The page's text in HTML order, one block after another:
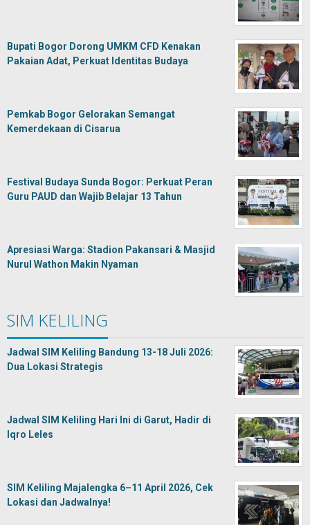
Bupati Bogor Dorong UMKM CFD Kenakan
Pakaian Adat, Perkuat Identitas Budaya
Pemkab Bogor Gelorakan Semangat
Kemerdekaan di Cisarua
Festival Budaya Sunda Bogor: Perkuat Peran
Guru PAUD dan Wajib Belajar 13 Tahun
Apresiasi Warga: Stadion Pakansari & Masjid
Nurul Wathon Makin Nyaman
SIM KELILING
Jadwal SIM Keliling Bandung 13-18 Juli 2026:
Dua Lokasi Strategis
Jadwal SIM Keliling Hari Ini di Garut, Hadir di
Iqro Leles
SIM Keliling Majalengka 6–11 April 2026, Cek
Lokasi dan Jadwalnya!